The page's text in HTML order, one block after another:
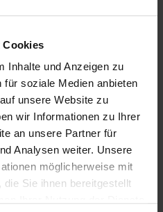
Cookies
Inhalte und Anzeigen zu
soziale Medien anbieten
unsere Website zu
wir Informationen zu Ihrer
an unsere Partner für
Analysen weiter. Unsere
möglicherweise mit
Sie ihnen bereitgestellt